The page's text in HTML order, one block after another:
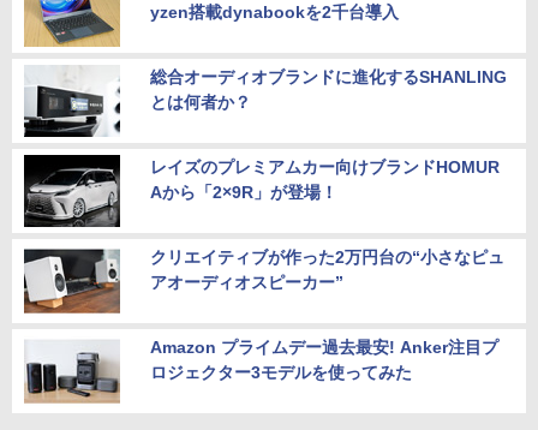
yzen搭載dynabookを2千台導入
総合オーディオブランドに進化するSHANLING
とは何者か？
レイズのプレミアムカー向けブランドHOMUR
Aから「2×9R」が登場！
クリエイティブが作った2万円台の“小さなピュ
アオーディオスピーカー”
Amazon プライムデー過去最安! Anker注目プ
ロジェクター3モデルを使ってみた